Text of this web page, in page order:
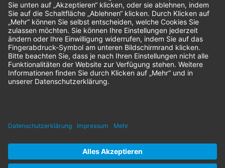
Geprüfter Shop
* Alle Preise zzgl. gesetzlicher Mehrwertsteuer